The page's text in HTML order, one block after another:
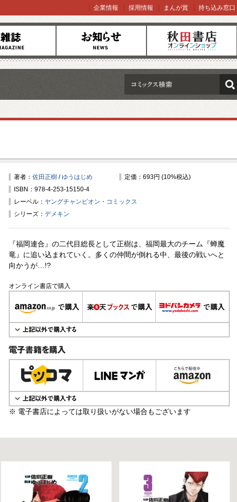
お知らせ オンラインショップ
企業情報 採用情報 まんが賞 持ち込み窓口
検索
著者： 佐田正樹 /ゆうはじめ
定価：693円 (10%税込)
ISBN：978-4-253-15150-4
レーベル： ヤングチャンピオン・コミックス
シリーズ： デメキン
『福岡連合』の二代目総長として正樹は、福岡最大のチーム『蝉魔
竜』に追い込まれていく。多くの仲間が倒れる中、最後の戦いへと
向かうが…!?
オンライン書店で購入
電子書籍で購入
※ 電子書店によっては取り扱いがない場合もございます